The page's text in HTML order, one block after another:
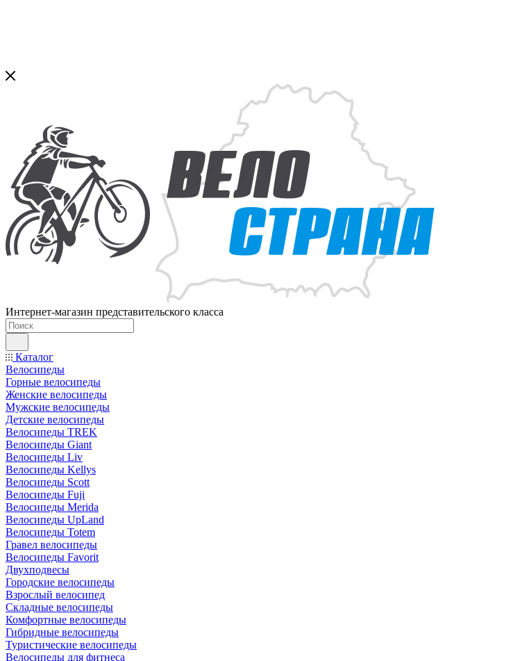
Интернет-магазин представительского класса
Каталог
Велосипеды
Горные велосипеды
Женские велосипеды
Мужские велосипеды
Детские велосипеды
Велосипеды TREK
Велосипеды Giant
Велосипеды Liv
Велосипеды Kellys
Велосипеды Scott
Велосипеды Fuji
Велосипеды Merida
Велосипеды UpLand
Велосипеды Totem
Гравел велосипеды
Велосипеды Favorit
Двухподвесы
Городские велосипеды
Взрослый велосипед
Складные велосипеды
Комфортные велосипеды
Гибридные велосипеды
Туристические велосипеды
Велосипеды для фитнеса